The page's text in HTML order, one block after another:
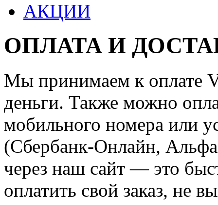
АКЦИИ
ОПЛАТА И
Мы принимаем к оплате
деньги. Также можно
мобильного номера или
(Сбербанк-Онлайн,
через наш сайт — это
оплатить свой заказ, не